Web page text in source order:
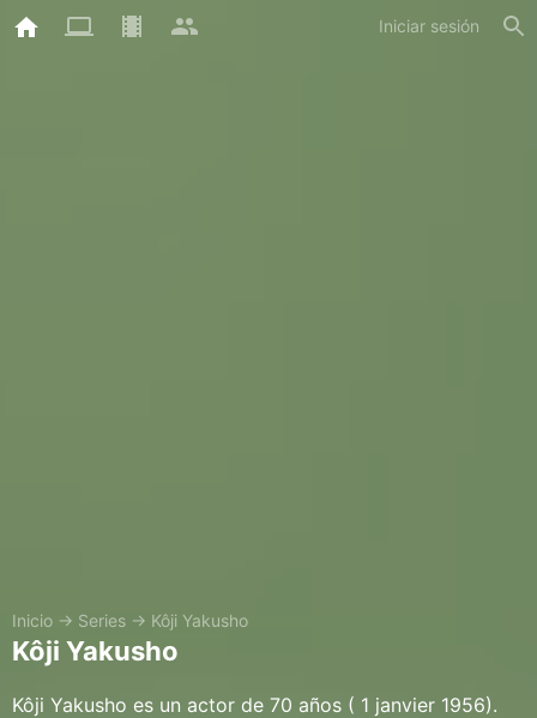
Iniciar sesión
Inicio → Series → Kôji Yakusho
Kôji Yakusho
Kôji Yakusho es un actor de 70 años ( 1 janvier 1956).